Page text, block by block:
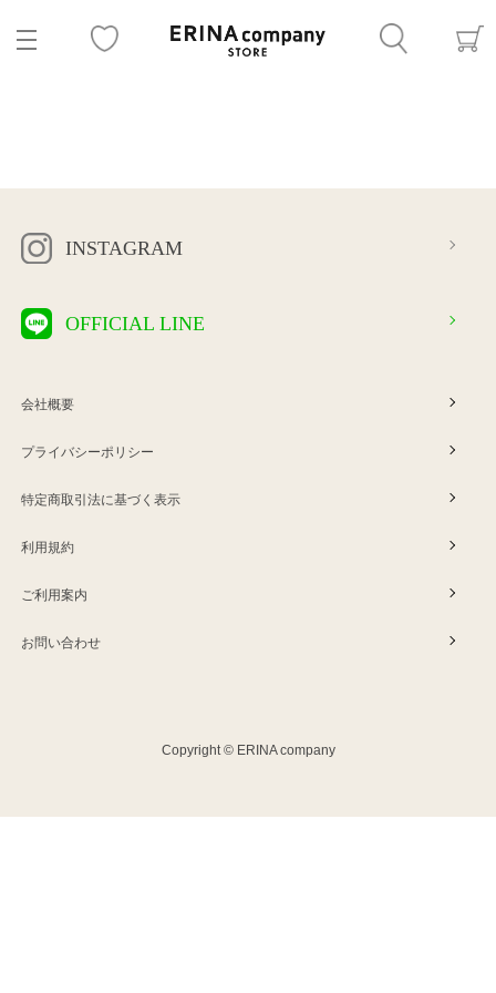
INSTAGRAM
OFFICIAL LINE
会社概要
プライバシーポリシー
特定商取引法に基づく表示
利用規約
ご利用案内
お問い合わせ
Copyright © ERINA company